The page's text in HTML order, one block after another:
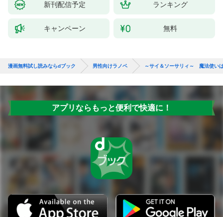
新刊配信予定 ランキング
キャンペーン 無料
漫画無料試し読みならdブック 男性向けラノベ ～サイ＆ソーサリィ～ 魔法使い
アプリならもっと便利で快適に！